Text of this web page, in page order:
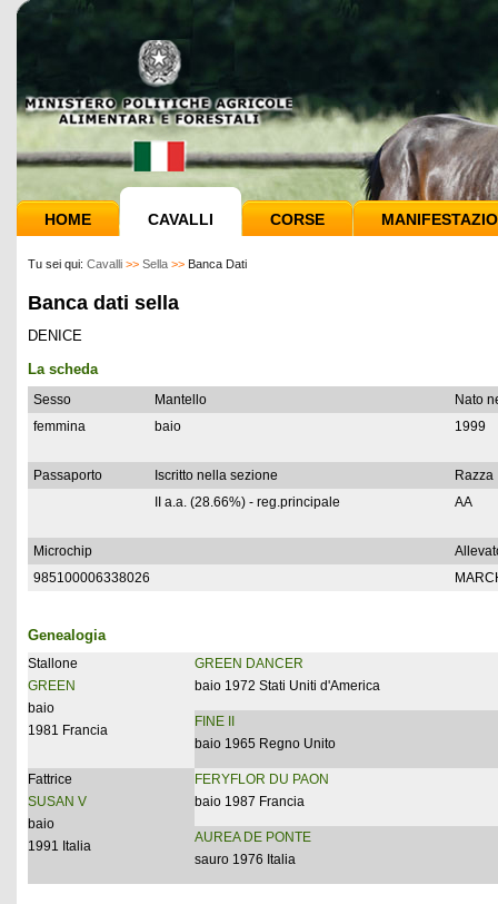
HOME CAVALLI CORSE
Tu sei qui: Cavalli >> Sella >> Banca Dati
Banca dati sella
DENICE
La scheda
Sesso Mantello
Nato
femmina
baio 1999
Passaporto Iscritto nella sezione
Razza
II a.a. (28.66%) - reg.principale
AA
Microchip
985100006338026
Genealogia
Stallone
GREEN
baio
1981 Francia
GREEN DANCER
baio 1972 Stati Uniti d'America
FINE II
baio 1965 Regno Unito
Fattrice
SUSAN V
baio
1991 Italia
FERYFLOR DU PAON
baio 1987 Francia
AUREA DE PONTE
sauro 1976 Italia